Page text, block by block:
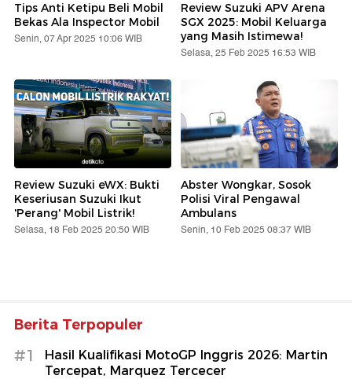
Tips Anti Ketipu Beli Mobil
Bekas Ala Inspector Mobil
Senin, 07 Apr 2025 10:06 WIB
Review Suzuki APV Arena
SGX 2025: Mobil Keluarga
yang Masih Istimewa!
Selasa, 25 Feb 2025 16:53 WIB
Review Suzuki eWX: Bukti
Keseriusan Suzuki Ikut
'Perang' Mobil Listrik!
Selasa, 18 Feb 2025 20:50 WIB
Abster Wongkar, Sosok
Polisi Viral Pengawal
Ambulans
Senin, 10 Feb 2025 08:37 WIB
Berita Terpopuler
#1
Hasil Kualifikasi MotoGP Inggris 2026: Martin
Tercepat, Marquez Tercecer